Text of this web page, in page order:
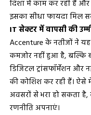
दिशा में काम कर रही हैं
इसका सीधा फायदा मिल
IT सेक्टर में वापसी की
Accenture के नतीजों ने
कमजोर नहीं हुआ है, बल्कि
डिजिटल ट्रांसफॉर्मेशन
की कोशिश कर रही हैं।
अवसरों से भरा हो सकता
रणनीति अपनाएं।